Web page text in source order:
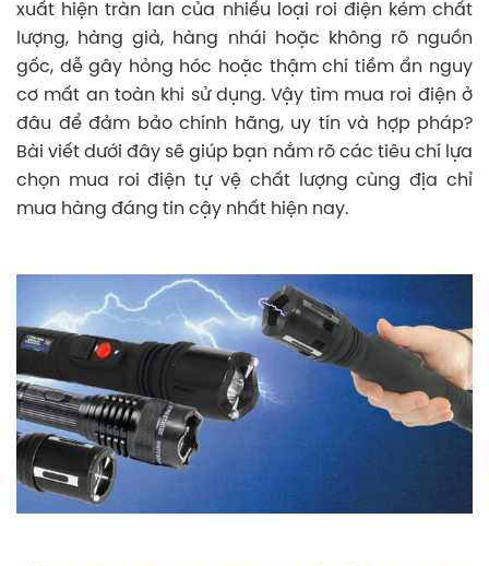
xuất hiện tràn lan của nhiều loại roi điện kém chất
lượng, hàng giả, hàng nhái hoặc không rõ nguồn
gốc, dễ gây hỏng hóc hoặc thậm chí tiềm ẩn nguy
cơ mất an toàn khi sử dụng. Vậy tìm mua roi điện ở
đâu để đảm bảo chính hãng, uy tín và hợp pháp?
Bài viết dưới đây sẽ giúp bạn nắm rõ các tiêu chí lựa
chọn mua roi điện tự vệ chất lượng cùng địa chỉ
mua hàng đáng tin cậy nhất hiện nay.